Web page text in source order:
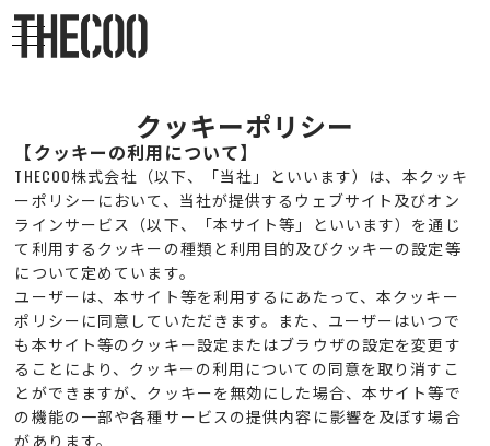
クッキーポリシー
【クッキーの利用について】
THECOO株式会社（以下、「当社」といいます）は、本クッキ
ーポリシーにおいて、当社が提供するウェブサイト及びオン
ラインサービス（以下、「本サイト等」といいます）を通じ
て利用するクッキーの種類と利用目的及びクッキーの設定等
について定めています。
ユーザーは、本サイト等を利用するにあたって、本クッキー
ポリシーに同意していただきます。また、ユーザーはいつで
も本サイト等のクッキー設定またはブラウザの設定を変更す
ることにより、クッキーの利用についての同意を取り消すこ
とができますが、クッキーを無効にした場合、本サイト等で
の機能の一部や各種サービスの提供内容に影響を及ぼす場合
があります。